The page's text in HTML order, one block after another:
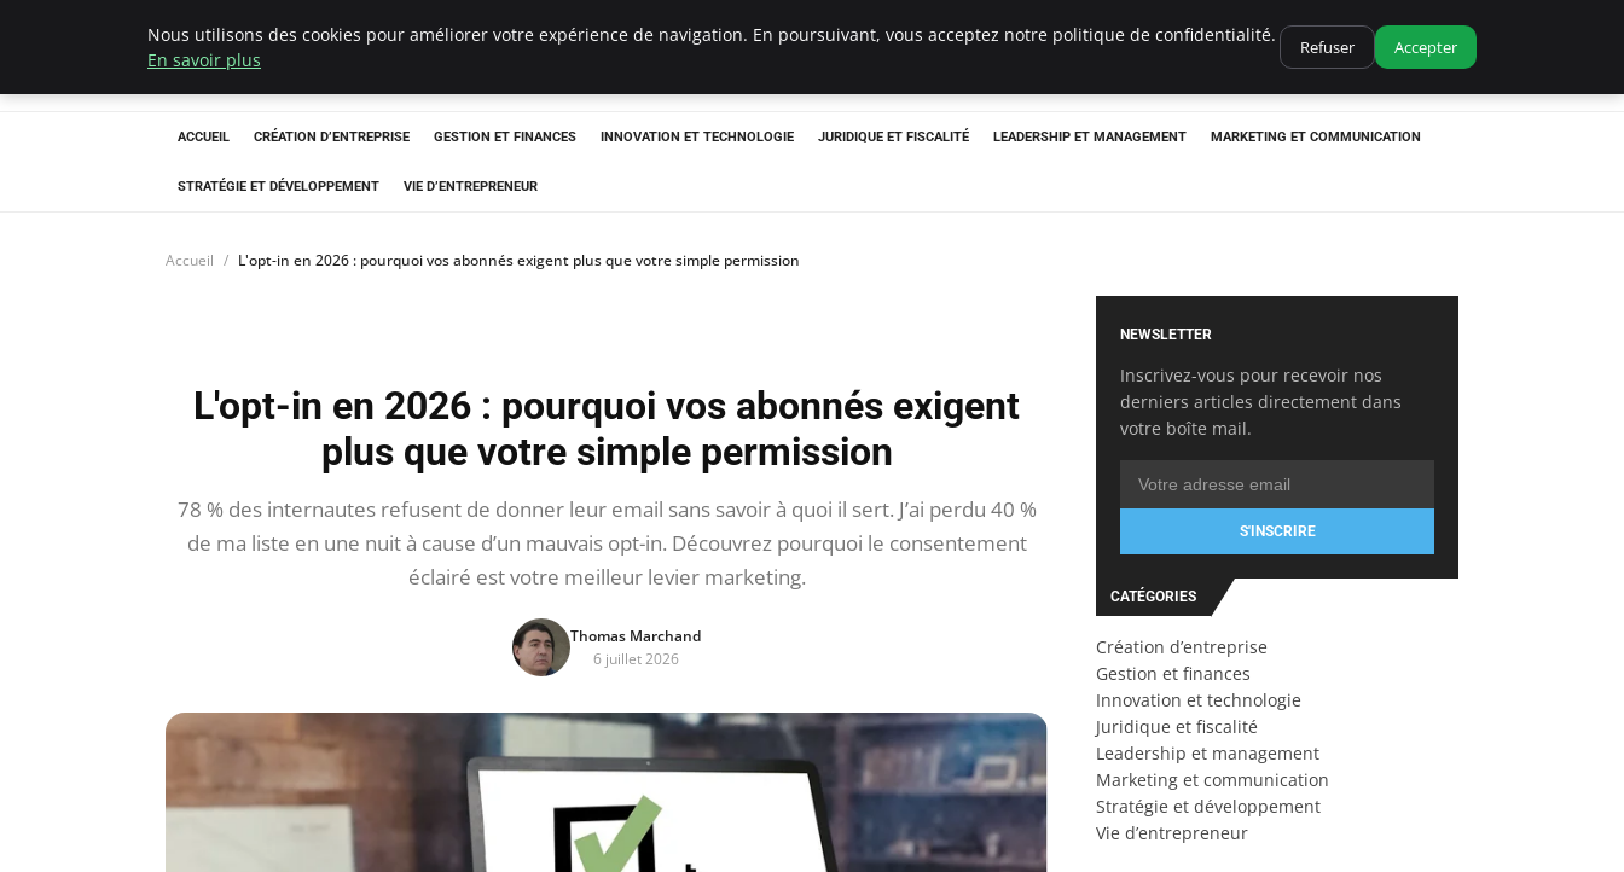
Ultimatefs
ACCUEIL CRÉATION D’ENTREPRISE GESTION ET FINANCES INNOVATION ET TECHNOLOGIE JURIDIQUE ET FISCALITÉ LEADERSHIP ET MANAGEMENT MARKETING ET COMMUNICATION
STRATÉGIE ET DÉVELOPPEMENT VIE D’ENTREPRENEUR
Accueil L'opt-in en 2026 : pourquoi vos abonnés exigent plus que votre simple permission
L'opt-in en 2026 : pourquoi vos abonnés exigent
plus que votre simple permission
78 % des internautes refusent de donner leur email sans savoir à quoi il sert. J’ai perdu 40 %
de ma liste en une nuit à cause d’un mauvais opt-in. Découvrez pourquoi le consentement
éclairé est votre meilleur levier marketing.
Thomas Marchand
6 juillet 2026
NEWSLETTER
Inscrivez-vous pour recevoir nos
derniers articles directement dans
votre boîte mail.
S'INSCRIRE
CATÉGORIES
Création d’entreprise
Gestion et finances
Innovation et technologie
Juridique et fiscalité
Leadership et management
Marketing et communication
Stratégie et développement
Vie d’entrepreneur
Nous utilisons des cookies pour améliorer votre expérience de navigation. En poursuivant, vous acceptez notre politique de confidentialité.
En savoir plus
Refuser Accepter